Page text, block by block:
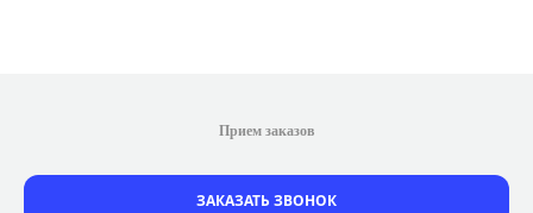
Прием заказов
ЗАКАЗАТЬ ЗВОНОК